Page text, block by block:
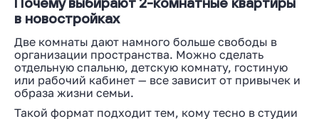
в новостройках
Две комнаты дают намного больше свободы в
организации пространства. Можно сделать
отдельную спальню, детскую комнату, гостиную
или рабочий кабинет — все зависит от привычек и
образа жизни семьи.
Такой формат подходит тем, кому тесно в студии